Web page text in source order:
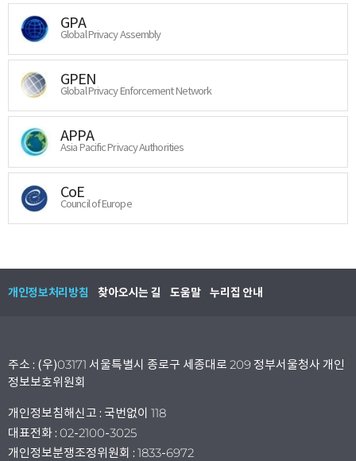
GPA
Global Privacy Assembly
GPEN
Global Privacy Enforcement Network
APPA
Asia Pacific Privacy Authorities
CoE
Council of Europe
개인정보처리방침 찾아오시는 길 도움말 누리집 안내
주소 : (우)03171 서울특별시 종로구 세종대로 209 정부서울청사 개인
정보보호위원회
개인정보침해신고 : 국번없이 118
대표전화 : 02-2100-3025
개인정보분쟁조정위원회 : 1833-6972